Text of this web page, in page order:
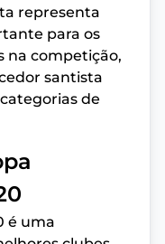
representa
para os
na competição,
santista
de
é uma